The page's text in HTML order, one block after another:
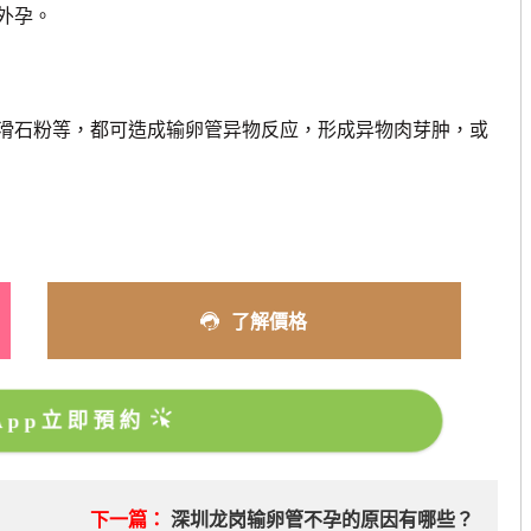
孕。
等，都可造成输卵管异物反应，形成异物肉芽肿，或
了解價格
立即預約
下一篇： 深圳龙岗输卵管不孕的原因有哪些？